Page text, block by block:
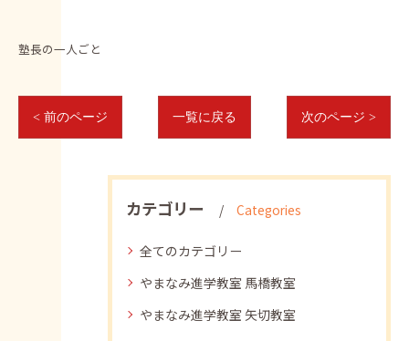
塾長の一人ごと
< 前のページ 一覧に戻る 次のページ >
カテゴリー Categories
全てのカテゴリー
やまなみ進学教室 馬橋教室
やまなみ進学教室 矢切教室